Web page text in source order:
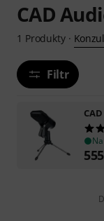
CAD
1 Produkty·
Filtr
555